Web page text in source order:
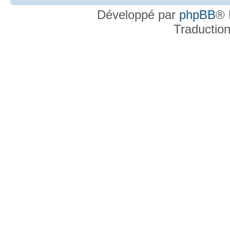
Développé par phpBB®